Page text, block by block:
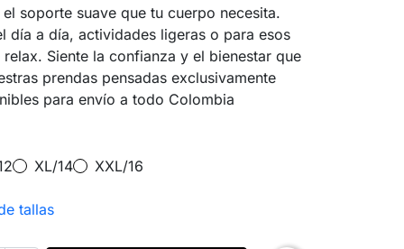
soporte suave que tu cuerpo necesita.
día a día, actividades ligeras o para esos
Siente la confianza y el bienestar que
prendas pensadas exclusivamente
para envío a todo Colombia
XL/14 XXL/16
tallas